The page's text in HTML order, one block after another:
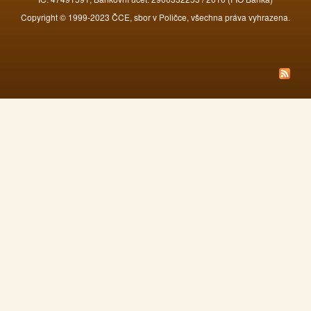
Copyright © 1999-2023 ČCE, sbor v Poličce, všechna práva vyhrazena.